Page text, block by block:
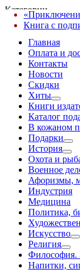
Категории
Главная
Оплата и
Контакты
Новости
Скидки
Хиты
Книги
Каталог
В кожаном
Подарки
История
Охота и
Военное
Афоризмы,
Индустрия
Медицина
Политика,
Искусство
Религия
Философия.
Напитки,
Книга с